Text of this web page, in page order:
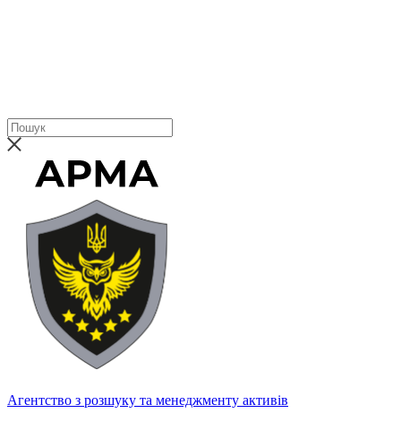
Агентство з розшуку та менеджменту активів